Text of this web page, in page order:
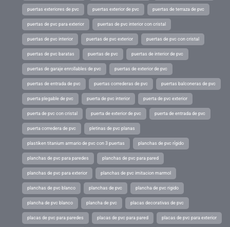
puertas exteriores de pvc puertas exterior de pvc puertas de terraza de pvc
puertas de pvc para exterior puertas de pvc interior con cristal
puertas de pvc interior puertas de pvc exterior puertas de pvc con cristal
puertas de pvc baratas puertas de pvc puertas de interior de pvc
puertas de garaje enrollables de pvc puertas de exterior de pvc
puertas de entrada de pvc puertas correderas de pvc puertas balconeras de pvc
puerta plegable de pvc puerta de pvc interior puerta de pvc exterior
puerta de pvc con cristal puerta de exterior de pvc puerta de entrada de pvc
puerta corredera de pvc pletinas de pvc planas
plastiken titanium armario de pvc con 3 puertas planchas de pvc rígido
planchas de pvc para paredes planchas de pvc para pared
planchas de pvc para exterior planchas de pvc imitacion marmol
planchas de pvc blanco planchas de pvc plancha de pvc rigido
plancha de pvc blanco plancha de pvc placas decorativas de pvc
placas de pvc para paredes placas de pvc para pared placas de pvc para exterior